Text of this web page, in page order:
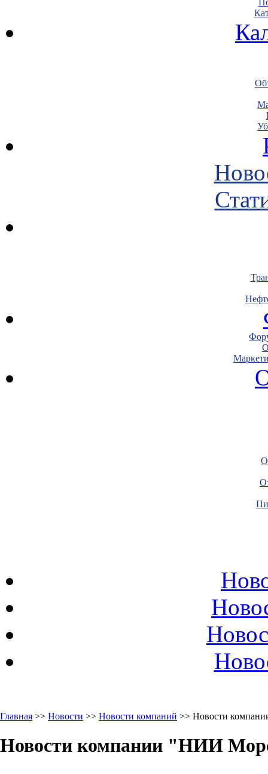
Главная >> Новости >> Новости компаний >> Новости
Новости компании "НИИ